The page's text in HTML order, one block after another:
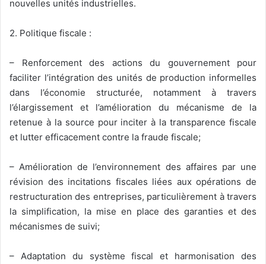
nouvelles unités industrielles.
2. Politique fiscale :
– Renforcement des actions du gouvernement pour
faciliter l’intégration des unités de production informelles
dans l’économie structurée, notamment à travers
l’élargissement et l’amélioration du mécanisme de la
retenue à la source pour inciter à la transparence fiscale
et lutter efficacement contre la fraude fiscale;
– Amélioration de l’environnement des affaires par une
révision des incitations fiscales liées aux opérations de
restructuration des entreprises, particulièrement à travers
la simplification, la mise en place des garanties et des
mécanismes de suivi;
– Adaptation du système fiscal et harmonisation des